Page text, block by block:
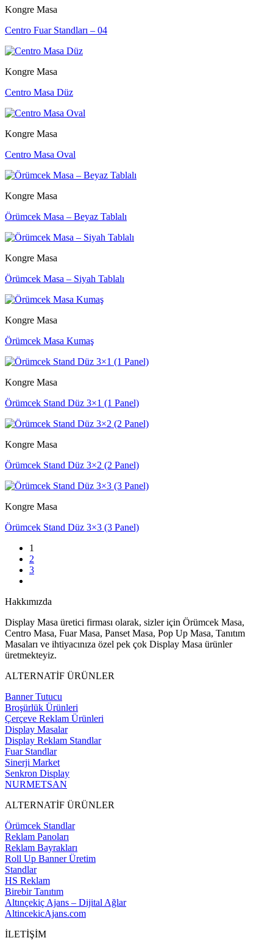
Kongre Masa
Centro Fuar Standları – 04
Kongre Masa
Centro Masa Düz
Kongre Masa
Centro Masa Oval
Kongre Masa
Örümcek Masa – Beyaz Tablalı
Kongre Masa
Örümcek Masa – Siyah Tablalı
Kongre Masa
Örümcek Masa Kumaş
Kongre Masa
Örümcek Stand Düz 3×1 (1 Panel)
Kongre Masa
Örümcek Stand Düz 3×2 (2 Panel)
Kongre Masa
Örümcek Stand Düz 3×3 (3 Panel)
1
2
3
Hakkımızda
Display Masa üretici firması olarak, sizler için Örümcek Masa,
Centro Masa, Fuar Masa, Panset Masa, Pop Up Masa, Tanıtım
Masaları ve ihtiyacınıza özel pek çok Display Masa ürünler
üretmekteyiz.
ALTERNATİF ÜRÜNLER
Banner Tutucu
Broşürlük Ürünleri
Çerçeve Reklam Ürünleri
Display Masalar
Display Reklam Standlar
Fuar Standlar
Sinerji Market
Senkron Display
NURMETSAN
ALTERNATİF ÜRÜNLER
Örümcek Standlar
Reklam Panoları
Reklam Bayrakları
Roll Up Banner Üretim
Standlar
HS Reklam
Birebir Tanıtım
Altınçekiç Ajans – Dijital Ağlar
AltincekicAjans.com
İLETİŞİM